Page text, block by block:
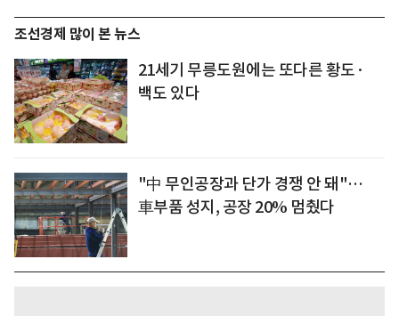
조선경제 많이 본 뉴스
21세기 무릉도원에는 또다른 황도·
백도 있다
"中 무인공장과 단가 경쟁 안 돼"…
車부품 성지, 공장 20% 멈췄다